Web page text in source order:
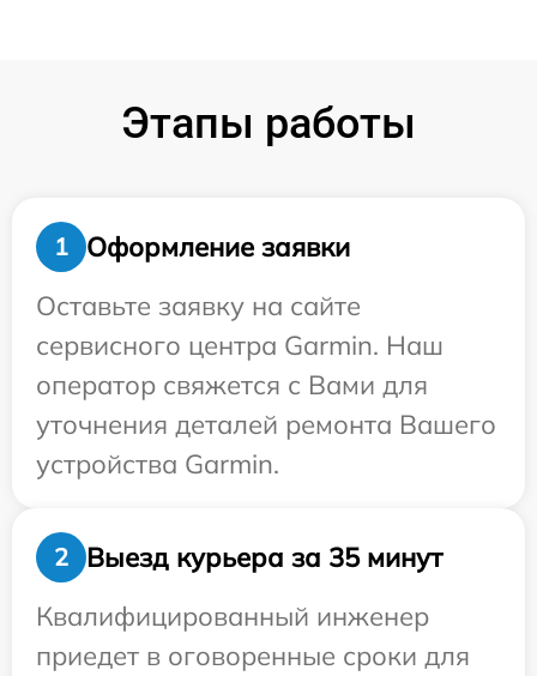
Этапы работы
1
Оформление заявки
Оставьте заявку на сайте
сервисного центра Garmin. Наш
оператор свяжется с Вами для
уточнения деталей ремонта Вашего
устройства Garmin.
2
Выезд курьера за 35 минут
Квалифицированный инженер
приедет в оговоренные сроки для